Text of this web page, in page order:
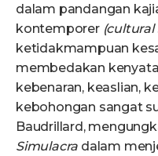
dalam pandangan
kontemporer (cultural
ketidakmampuan
membedakan
kebenaran, keaslian,
kebohongan sangat
Baudrillard,
Simulacra dalam